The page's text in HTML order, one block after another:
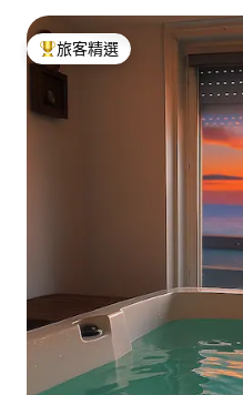
旅客精選榜首
旅客精選